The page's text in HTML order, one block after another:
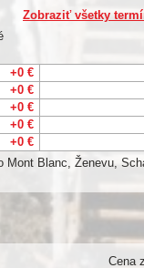
Zobraziť všetky
+0 €
+0 €
+0 €
+0 €
+0 €
Blanc, Ženevu,
Cena